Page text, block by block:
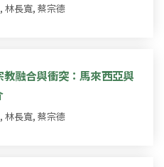
林長寬, 蔡宗德
教融合與衝突：馬來西亞與
林長寬, 蔡宗德